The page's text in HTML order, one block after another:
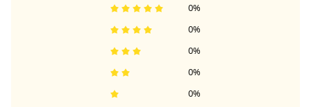
0%
0%
0%
0%
0%